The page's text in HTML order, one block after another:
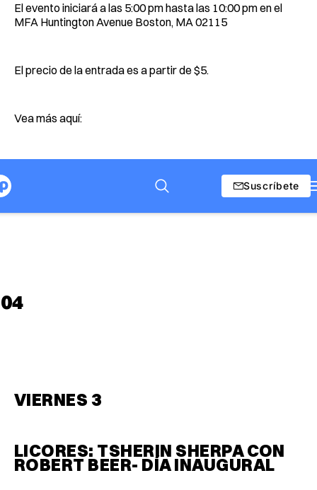
El evento iniciará a las 5:00 pm hasta las 10:00 pm en el
MFA Huntington Avenue Boston, MA 02115
El precio de la entrada es a partir de $5.
Vea más aquí:
VIERNES 3
LICORES: TSHERIN SHERPA CON
ROBERT BEER- DÍA INAUGURAL